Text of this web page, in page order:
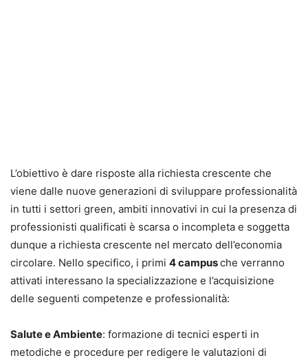
L’obiettivo è dare risposte alla richiesta crescente che
viene dalle nuove generazioni di sviluppare professionalità
in tutti i settori green, ambiti innovativi in cui la presenza di
professionisti qualificati è scarsa o incompleta e soggetta
dunque a richiesta crescente nel mercato dell’economia
circolare. Nello specifico, i primi 4 campusche verranno
attivati interessano la specializzazione e l’acquisizione
delle seguenti competenze e professionalità:
Salute e Ambiente: formazione di tecnici esperti in
metodiche e procedure per redigere le valutazioni di